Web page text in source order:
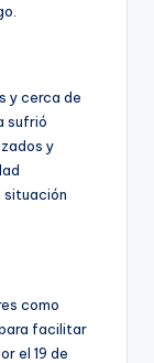
y cerca de
sufrió
y
situación
como
facilitar
el 19 de